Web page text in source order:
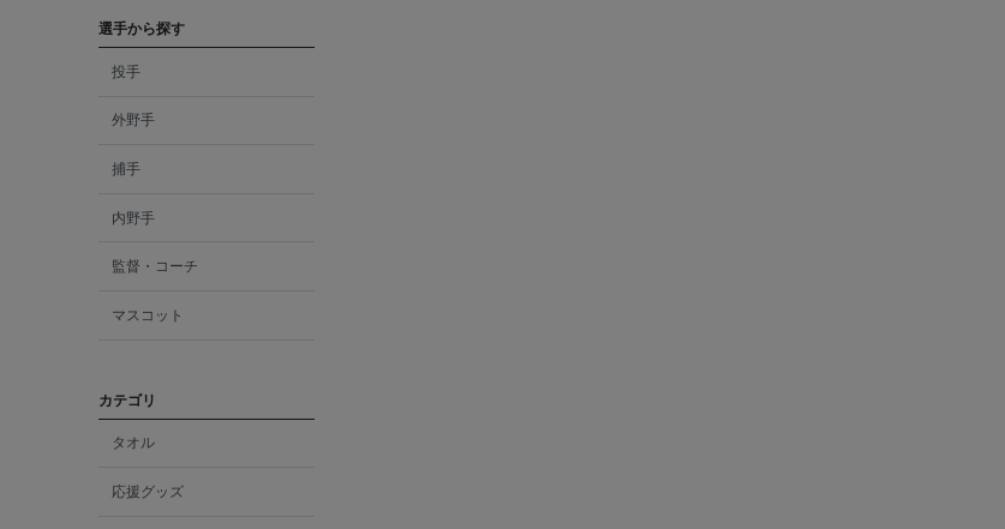
選手から探す
投手
外野手
捕手
内野手
監督・コーチ
マスコット
カテゴリ
タオル
応援グッズ